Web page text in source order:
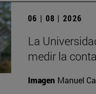
06 | 08 | 2026
La
medir la
Imagen Manuel